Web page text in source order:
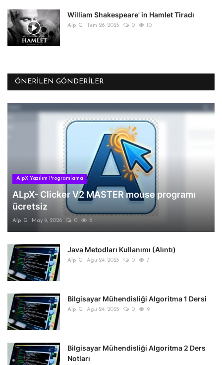
William Shakespeare' in Hamlet Tiradı
Alp G Tem 26, 2025 0 10
ÖNERILEN GÖNDERILER
AlpX Yazılım Programlama
ALpX- Clicker V2 MASTER mouse programı
ücretsiz
Alp G May 9, 2026 0 6
Java Metodları Kullanımı (Alıntı)
Alp G Ağu 24, 2025 0 7
Bilgisayar Mühendisliği Algoritma 1 Dersi
Alp G Ağu 24, 2025 0 9
Bilgisayar Mühendisliği Algoritma 2 Ders
Notları